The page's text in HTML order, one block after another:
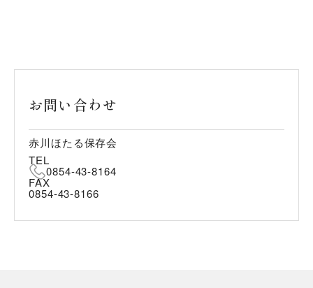
お問い合わせ
赤川ほたる保存会
TEL
0854-43-8164
FAX
0854-43-8166